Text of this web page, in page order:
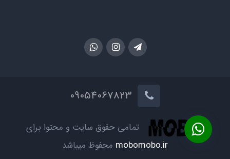
تمامی حقوق سایت و محتوا برای
mobomobo.ir محفوظ میباشد